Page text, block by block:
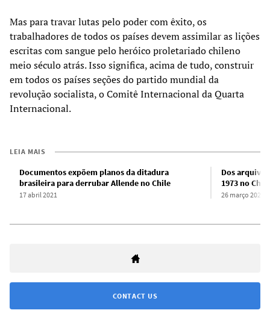
Mas para travar lutas pelo poder com êxito, os
trabalhadores de todos os países devem assimilar as lições
escritas com sangue pelo heróico proletariado chileno
meio século atrás. Isso significa, acima de tudo, construir
em todos os países seções do partido mundial da
revolução socialista, o Comitê Internacional da Quarta
Internacional.
LEIA MAIS
Documentos expõem planos da ditadura
brasileira para derrubar Allende no Chile
17 abril 2021
Dos
1973 no Chile
26 março 2021
CONTACT US